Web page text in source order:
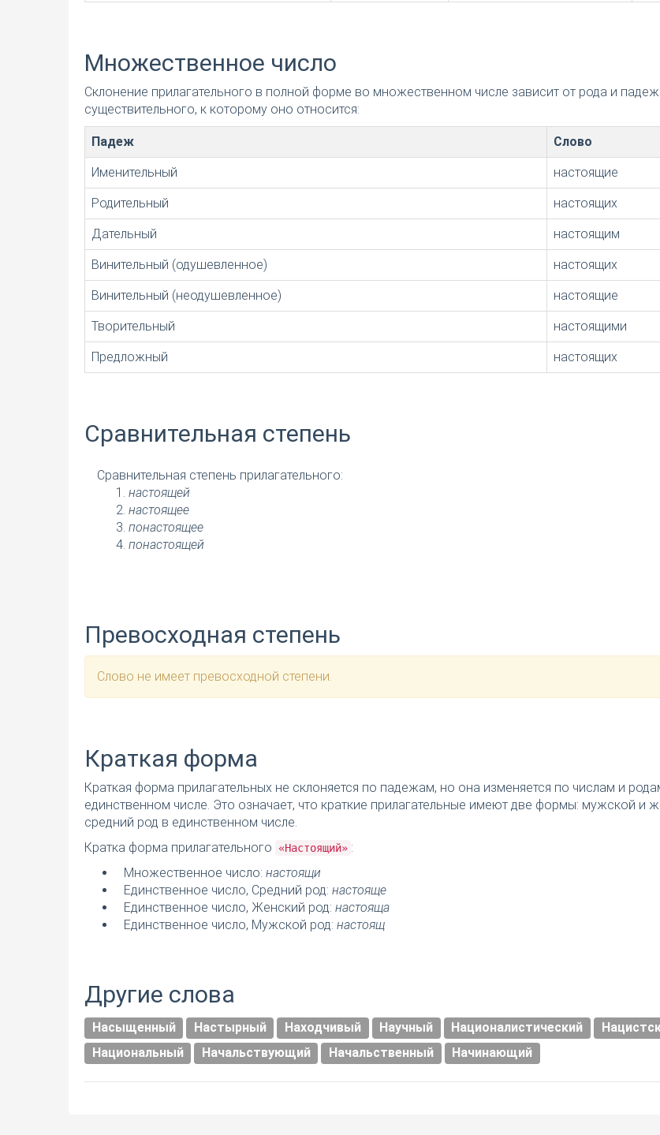
Множественное число
Склонение прилагательного в полной форме во множественном числе зависит от рода и
существительного, к которому оно относится:
Падеж Слово
Именительный настоящие
Родительный настоящих
Дательный настоящим
Винительный (одушевленное) настоящих
Винительный (неодушевленное) настоящие
Творительный настоящими
Предложный настоящих
Сравнительная степень
Сравнительная степень прилагательного:
настоящей
настоящее
понастоящее
понастоящей
Превосходная степень
Слово не имеет превосходной степени.
Краткая форма
Краткая форма прилагательных не склоняется по падежам, но она изменяется по числам и
единственном числе. Это означает, что краткие прилагательные имеют две формы: мужской и
средний род в единственном числе.
Кратка форма прилагательного
«Настоящий» :
Множественное число: настоящи
Единственное число, Средний род: настояще
Единственное число, Женский род: настояща
Единственное число, Мужской род: настоящ
Другие слова
Насыщенный Настырный Находчивый Научный Националистический
Национальный
Начальствующий Начальственный Начинающий